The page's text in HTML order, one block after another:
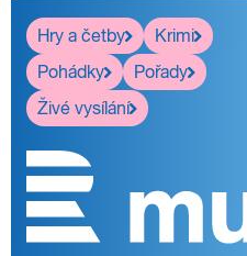
Hry a četby
Krimi
Pohádky
Pořady
Živé vysílání